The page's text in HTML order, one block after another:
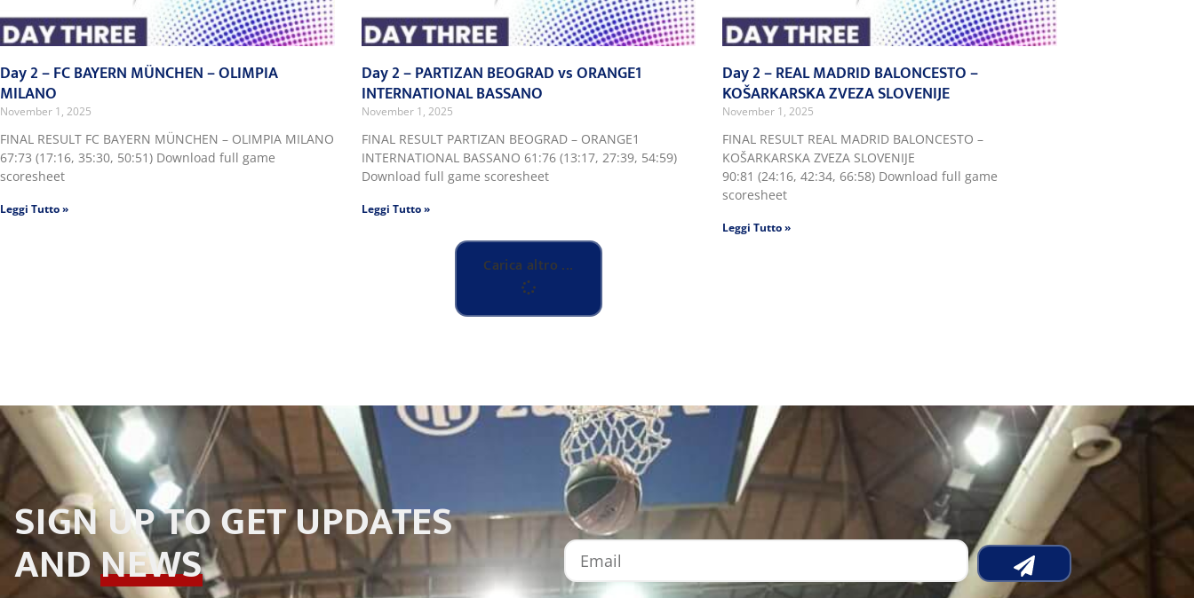
Day 2 – FC BAYERN MÜNCHEN – OLIMPIA
MILANO
November 1, 2025
FINAL RESULT FC BAYERN MÜNCHEN – OLIMPIA MILANO
67:73 (17:16, 35:30, 50:51) Download full game
scoresheet
Leggi Tutto »
Day 2 – PARTIZAN BEOGRAD vs ORANGE1
INTERNATIONAL BASSANO
November 1, 2025
FINAL RESULT PARTIZAN BEOGRAD – ORANGE1
INTERNATIONAL BASSANO 61:76 (13:17, 27:39, 54:59)
Download full game scoresheet
Leggi Tutto »
Day 2 – REAL MADRID BALONCESTO –
KOŠARKARSKA ZVEZA SLOVENIJE
November 1, 2025
FINAL RESULT REAL MADRID BALONCESTO –
KOŠARKARSKA ZVEZA SLOVENIJE
90:81 (24:16, 42:34, 66:58) Download full game
scoresheet
Leggi Tutto »
Carica altro ...
SIGN UP TO GET UPDATES
ANDNEWS